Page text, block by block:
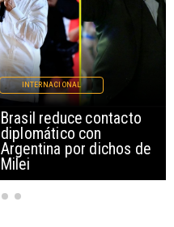
China restringe
exportación de drones a
EEUU y sanciona
empresas
INTERNACIONAL